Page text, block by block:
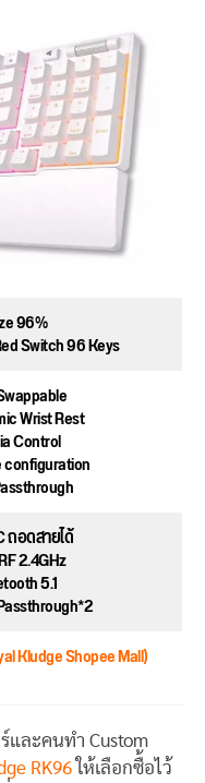
96%
Switch 96 Keys
Wrist Rest
Control
ถอดสายได้
2.4GHz
5.1
Kludge Shopee Mall)
ร์และคนทำ Custom
RK96 ให้เลือกซื้อไว้